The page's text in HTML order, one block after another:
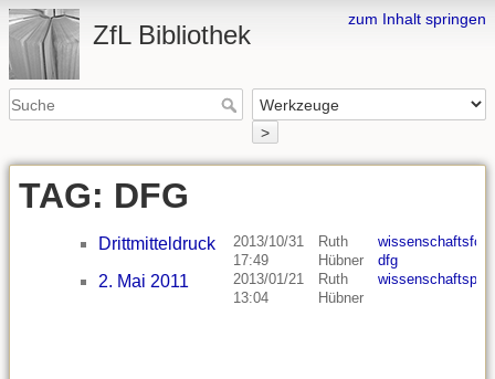
zum Inhalt springen
ZfL Bibliothek
>
TAG: DFG
Drittmitteldruck
2013/10/31
17:49
Ruth
Hübner
dfg
2. Mai 2011
2013/01/21
13:04
Ruth
Hübner